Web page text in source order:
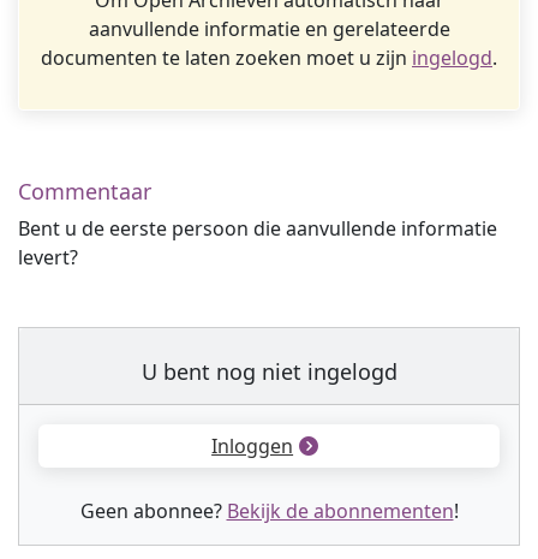
aanvullende informatie en gerelateerde
documenten te laten zoeken moet u zijn ingelogd.
Commentaar
Bent u de eerste persoon die aanvullende informatie
levert?
U bent nog niet ingelogd
Inloggen
Geen abonnee? Bekijk de abonnementen!